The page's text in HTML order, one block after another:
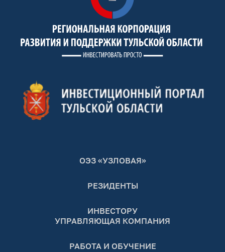
ОЭЗ «УЗЛОВАЯ»
РЕЗИДЕНТЫ
ИНВЕСТОРУ
УПРАВЛЯЮЩАЯ КОМПАНИЯ
РАБОТА И ОБУЧЕНИЕ